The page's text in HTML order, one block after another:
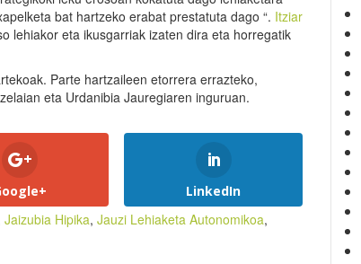
bat hartzeko erabat prestatuta dago “. Itziar
lehiakor eta ikusgarriak izaten dira eta horregatik
Parte hartzaileen etorrera errazteko,
eta Urdanibia Jauregiaren inguruan.
LinkedIn
Jaizubia Hipika, Jauzi Lehiaketa Autonomikoa,